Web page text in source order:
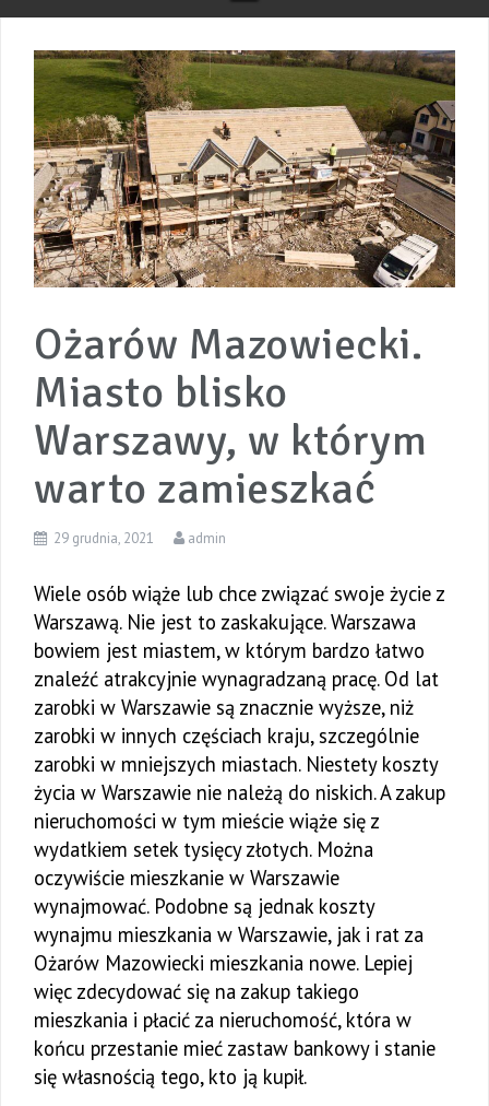
Ożarów Mazowiecki.
Miasto blisko
Warszawy, w którym
warto zamieszkać
29 grudnia, 2021 admin
Wiele osób wiąże lub chce związać swoje życie z
Warszawą. Nie jest to zaskakujące. Warszawa
bowiem jest miastem, w którym bardzo łatwo
znaleźć atrakcyjnie wynagradzaną pracę. Od lat
zarobki w Warszawie są znacznie wyższe, niż
zarobki w innych częściach kraju, szczególnie
zarobki w mniejszych miastach. Niestety koszty
życia w Warszawie nie należą do niskich. A zakup
nieruchomości w tym mieście wiąże się z
wydatkiem setek tysięcy złotych. Można
oczywiście mieszkanie w Warszawie
wynajmować. Podobne są jednak koszty
wynajmu mieszkania w Warszawie, jak i rat za
Ożarów Mazowiecki mieszkania nowe. Lepiej
więc zdecydować się na zakup takiego
mieszkania i płacić za nieruchomość, która w
końcu przestanie mieć zastaw bankowy i stanie
się własnością tego, kto ją kupił.